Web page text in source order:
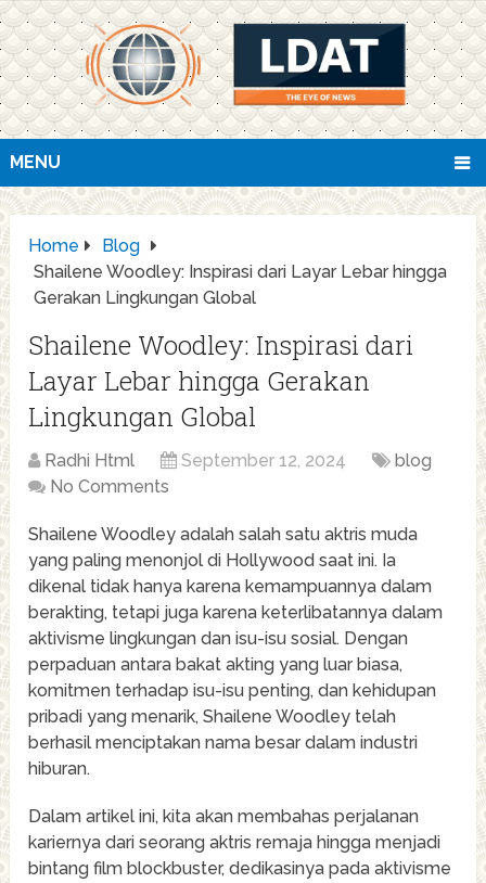
MENU
Home
Blog
Shailene Woodley: Inspirasi dari Layar Lebar hingga
Gerakan Lingkungan Global
Shailene Woodley: Inspirasi dari
Layar Lebar hingga Gerakan
Lingkungan Global
Radhi Html September 12, 2024
blog
No Comments
Shailene Woodley adalah salah satu aktris muda
yang paling menonjol di Hollywood saat ini. Ia
dikenal tidak hanya karena kemampuannya dalam
berakting, tetapi juga karena keterlibatannya dalam
aktivisme lingkungan dan isu-isu sosial. Dengan
perpaduan antara bakat akting yang luar biasa,
komitmen terhadap isu-isu penting, dan kehidupan
pribadi yang menarik, Shailene Woodley telah
berhasil menciptakan nama besar dalam industri
hiburan.
Dalam artikel ini, kita akan membahas perjalanan
kariernya dari seorang aktris remaja hingga menjadi
bintang film blockbuster, dedikasinya pada aktivisme